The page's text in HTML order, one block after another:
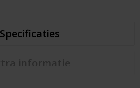
Specificaties